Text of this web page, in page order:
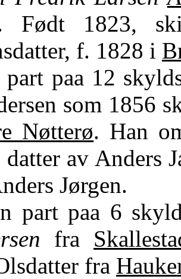
Født 1823,
f. 1828 i
paa 12
som 1856
Nøtterø. Han
av Anders
Jørgen.
paa 6
fra
fra